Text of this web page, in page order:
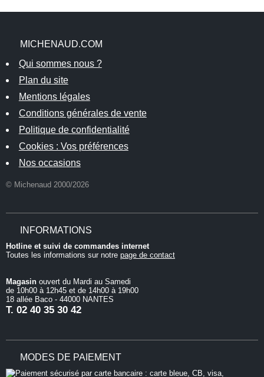
MICHENAUD.COM
Qui sommes nous ?
Plan du site
Mentions légales
Conditions générales de vente
Politique de confidentialité
Cookies : Vos préférences
Nos occasions
© Michenaud 2000/2026
INFORMATIONS
Hotline et suivi de commandes internet
Toutes les informations sur notre page de contact
Magasin ouvert du Mardi au Samedi
de 10h00 à 12h45 et de 14h00 à 19h00
18 allée Baco - 44000 NANTES
T. 02 40 35 30 42
MODES DE PAIEMENT